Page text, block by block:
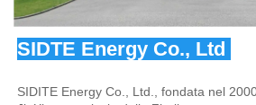
SIDTE Energy Co., Ltd
SIDITE Energy Co., Ltd., fondata nel